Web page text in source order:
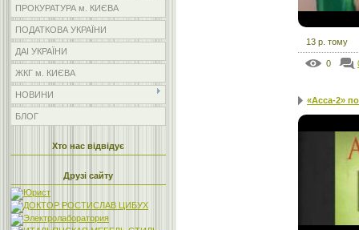
ПРОКУРАТУРА м. КИЄВА
ПОДАТКОВА УКРАЇНИ
ДАІ УКРАЇНИ
ЖКГ м. КИЄВА
НОВИНИ
БЛОГ
Хто нас відвідує
Друзі сайту
13 р. тому
0
«Асса-2»